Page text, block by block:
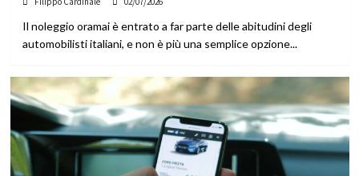
Il noleggio oramai è entrato a far parte delle abitudini degli
automobilisti italiani, e non è più una semplice opzione...